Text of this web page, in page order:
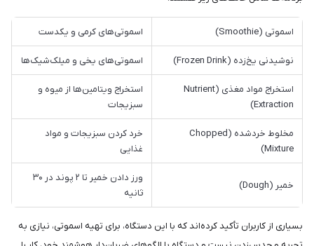
اسموتی (Smoothie) اسموتی‌های کرمی و یکدست
نوشیدنی یخ‌زده (Frozen Drink) اسموتی‌های یخی و میلک‌شیک‌ها
استخراج مواد مغذی (Nutrient
Extraction)
استخراج ویتامین‌ها از میوه و
سبزیجات
مخلوط خردشده (Chopped
Mixture)
خرد کردن سبزیجات و مواد
غذایی
خمیر (Dough)
ورز دادن خمیر تا ۲ پوند در ۳۰
ثانیه
بسیاری از کاربران تأکید کرده‌اند که با این دستگاه، برای تهیه اسموتی، نیازی به